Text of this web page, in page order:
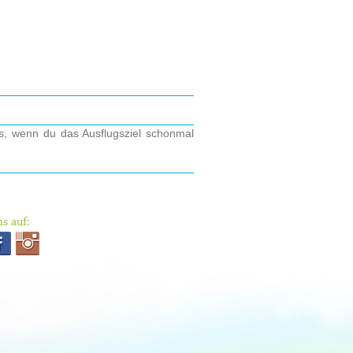
wenn du das Ausflugsziel schonmal
auf: